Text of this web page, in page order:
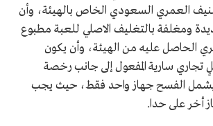
العمري السعودي الخاص بالهيئة، وأن
2 عينة جديدة ومغلفة بالتغليف الاصلي للعبة مطبوع
الحاصل عليه من الهيئة، وأن يكون
سارية المفعول إلى جانب رخصة
ويشمل الفسح جهاز واحد فقط، حيث يجب
أخر على حدا.